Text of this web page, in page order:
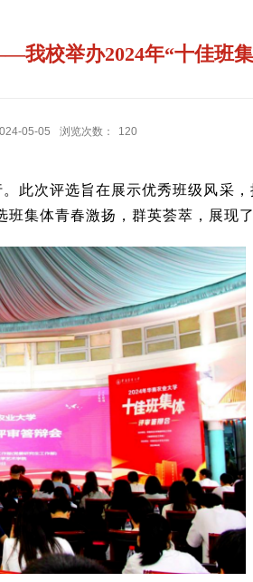
我校举办2024年“十佳班
05-05 浏览次数： 120
此次评选旨在展示优秀班级风采
集体青春激扬，群英荟萃，展现